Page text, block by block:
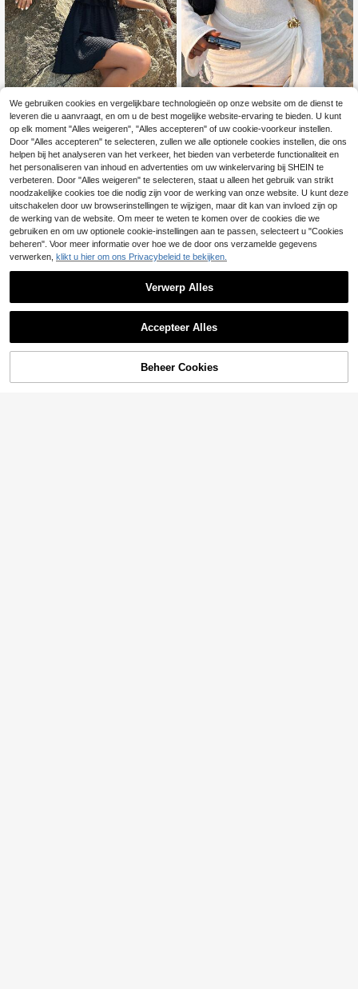
#Zomerse hoge taille
DAZY Badpak uit één stuk met ruch
es en vetersluiting aan de voorkant,
perfect voor de zomer, het strand e
n de vakantie.
27.99€
2026 Nieuwe Sexy Rugloze Metale
n Decoratie Transparante Gelaagde
Korte Gebreide Jurk, Elegante Witte
Zomer Herfst Dames Vakantie Stran
djurk
#1 Bestseller in Bind terug Vrouwen Cover Ups
25 -1% 25.99€
TOEVOEGEN AAN WINKELWAGEN
We gebruiken cookies en vergelijkbare technologieën op onze website om de dienst te
leveren die u aanvraagt, en om u de best mogelijke website-ervaring te bieden. U kunt
op elk moment "Alles weigeren", "Alles accepteren" of uw cookie-voorkeur instellen.
Door "Alles accepteren" te selecteren, zullen we alle optionele cookies instellen, die ons
helpen bij het analyseren van het verkeer, het bieden van verbeterde functionaliteit en
het personaliseren van inhoud en advertenties om uw winkelervaring bij SHEIN te
verbeteren. Door "Alles weigeren" te selecteren, staat u alleen het gebruik van strikt
noodzakelijke cookies toe die nodig zijn voor de werking van onze website. U kunt deze
uitschakelen door uw browserinstellingen te wijzigen, maar dit kan van invloed zijn op
de werking van de website. Om meer te weten te komen over de cookies die we
gebruiken en om uw optionele cookie-instellingen aan te passen, selecteert u "Cookies
beheren". Voor meer informatie over hoe we de door ons verzamelde gegevens
verwerken, klikt u hier om ons Privacybeleid te bekijken.
Verwerp Alles
Accepteer Alles
Beheer Cookies